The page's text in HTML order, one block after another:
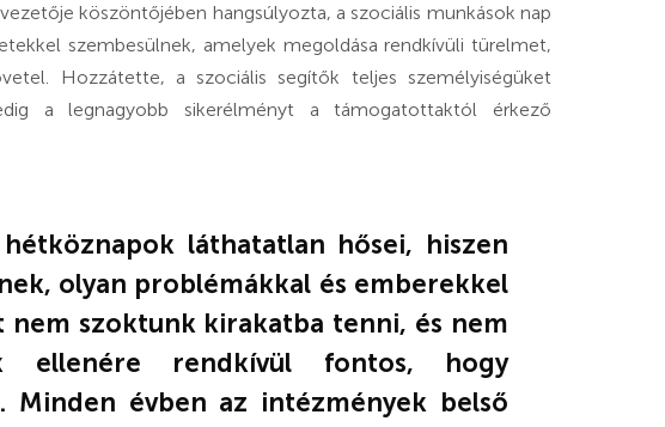
köszöntőjében hangsúlyozta, a szociális munkások nap
szembesülnek, amelyek megoldása rendkívüli türelmet,
Hozzátette, a szociális segítők teljes személyiségüket
a legnagyobb sikerélményt a támogatottaktól érkező
láthatatlan hősei, hiszen
olyan problémákkal és emberekkel
nem szoktunk kirakatba tenni, és nem
ellenére rendkívül fontos, hogy
Minden évben az intézmények belső